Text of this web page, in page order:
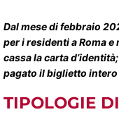
Dal mese di febbraio
per i residenti a Roma
cassa la carta
pagato il biglietto
TIPOLOGIE